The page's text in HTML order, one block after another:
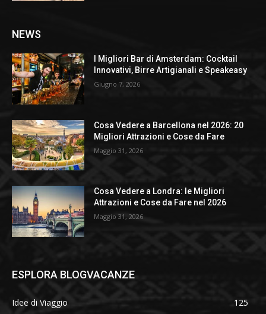
NEWS
I Migliori Bar di Amsterdam: Cocktail
Innovativi, Birre Artigianali e Speakeasy
Giugno 7, 2026
Cosa Vedere a Barcellona nel 2026: 20
Migliori Attrazioni e Cose da Fare
Maggio 31, 2026
Cosa Vedere a Londra: le Migliori
Attrazioni e Cose da Fare nel 2026
Maggio 31, 2026
ESPLORA BLOGVACANZE
Idee di Viaggio
125